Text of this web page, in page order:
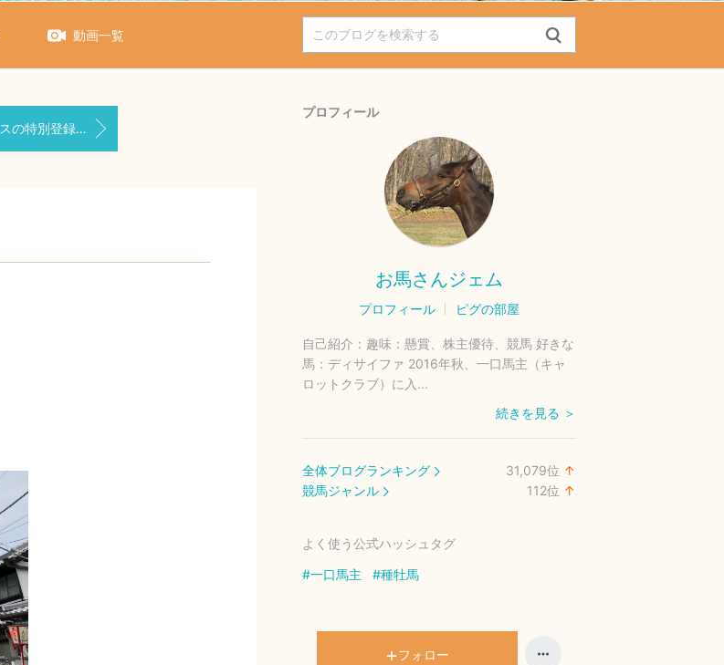
動画一覧
オークスの特別登録にヴィントシュティレの名前が！！
プロフィール
お馬さんジェム
プロフィール ピグの部屋
自己紹介： 趣味：懸賞、株主優待、競馬 好きな
馬：ディサイファ 2016年秋、一口馬主（キャ
ロットクラブ）に入...
続きを見る ＞
全体ブログランキング 31,079位 ↑
競馬ジャンル 112位 ↑
よく使う公式ハッシュタグ
#一口馬主 #種牡馬
フォロー